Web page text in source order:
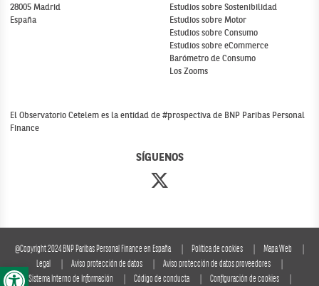
Abrir barra de herramientas
28005 Madrid
España
Estudios sobre Sostenibilidad
Estudios sobre Motor
Estudios sobre Consumo
Estudios sobre eCommerce
Barómetro de Consumo
Los Zooms
SÍGUENOS
El Observatorio Cetelem es la entidad de #prospectiva de BNP Paribas Personal
Finance
@Copyright 2024 BNP Paribas Personal Finance en España Política de cookies
Mapa Web
Legal
Aviso protección de datos
Aviso protección de datos proveedores
Sistema Interno de Información
Código de conducta Configuración de cookies